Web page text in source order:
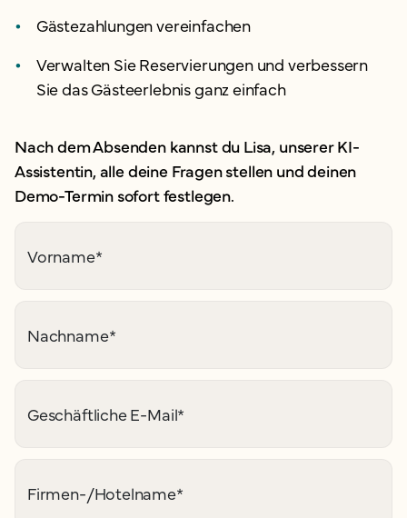
Gästezahlungen vereinfachen
Verwalten Sie Reservierungen und verbessern
Sie das Gästeerlebnis ganz einfach
Nach dem Absenden kannst du Lisa, unserer KI-
Assistentin, alle deine Fragen stellen und deinen
Demo-Termin sofort festlegen.
Vorname*
Nachname*
Geschäftliche E-Mail*
Firmen-/Hotelname*